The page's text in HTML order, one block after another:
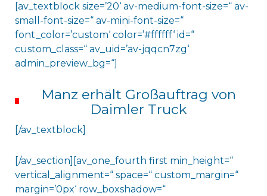
[av_textblock size=’20‘ av-medium-font-size=“ av-
small-font-size=“ av-mini-font-size=“
font_color=’custom‘ color=’#ffffff‘ id=“
custom_class=“ av_uid=’av-jqqcn7zg‘
admin_preview_bg=“]
Manz erhält Großauftrag von
Daimler Truck
[/av_textblock]
[/av_section][av_one_fourth first min_height=“
vertical_alignment=“ space=“ custom_margin=“
margin=’0px‘ row_boxshadow=“